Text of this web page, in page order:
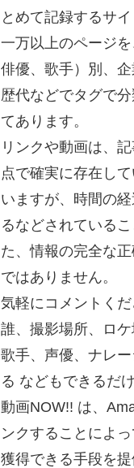
とめて記録するサイ
一万以上のページを
俳優、歌手）別、企
歴代などでタグで
てあります。
リンクや動画は、
点で確実に存在し
いますが、時間の
るなどされている
た、情報の完全な
ではありません。
気軽にコメントく
誰、撮影場所、ロケ
歌手、声優、ナレ
る などもできるだ
動画NOW!! は、
ンクすることによ
獲得できる手段を